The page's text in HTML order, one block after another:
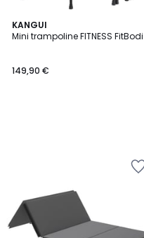
KANGUI
Mini trampoline FITNESS FitBodi
149,90 €